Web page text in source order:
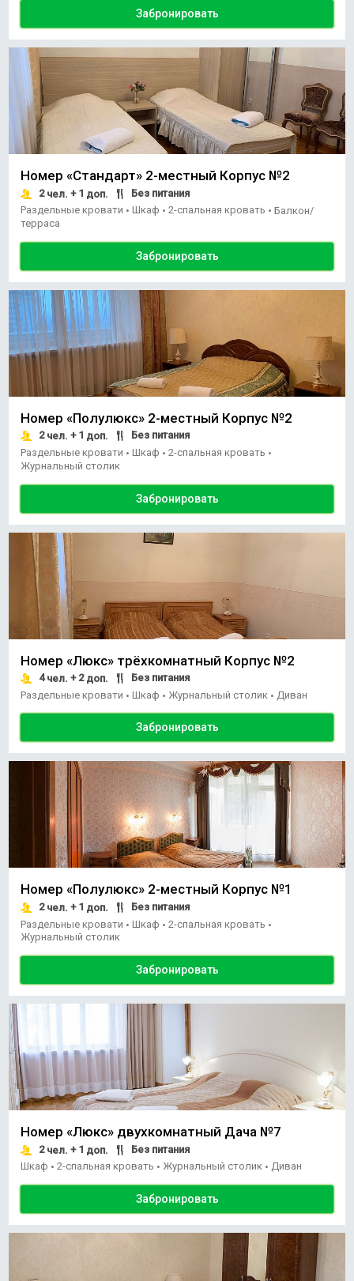
Забронировать
Номер «Стандарт» 2-местный Корпус №2
2чел. + 1 доп.
Без питания
Раздельные кровати • Шкаф • 2-спальная кровать • Балкон/
терраса
Забронировать
Номер «Полулюкс» 2-местный Корпус №2
2чел. + 1 доп.
Без питания
Раздельные кровати • Шкаф • 2-спальная кровать •
Журнальный столик
Забронировать
Номер «Люкс» трёхкомнатный Корпус №2
4чел. + 2доп.
Без питания
Раздельные кровати • Шкаф • Журнальный столик • Диван
Забронировать
Номер «Полулюкс» 2-местный Корпус №1
2чел. + 1 доп.
Без питания
Раздельные кровати • Шкаф • 2-спальная кровать •
Журнальный столик
Забронировать
Номер «Люкс» двухкомнатный Дача №7
2чел. + 1 доп.
Без питания
Шкаф • 2-спальная кровать • Журнальный столик • Диван
Забронировать